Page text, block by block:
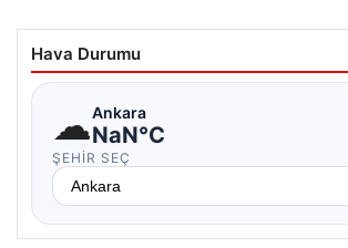
Hava Durumu
☁Ankara
NaN°C
ŞEHIR SEÇ